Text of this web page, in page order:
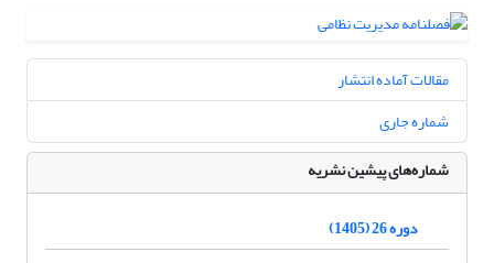
مقالات آماده انتشار
شماره جاری
شماره‌های پیشین نشریه
دوره 26 (1405)